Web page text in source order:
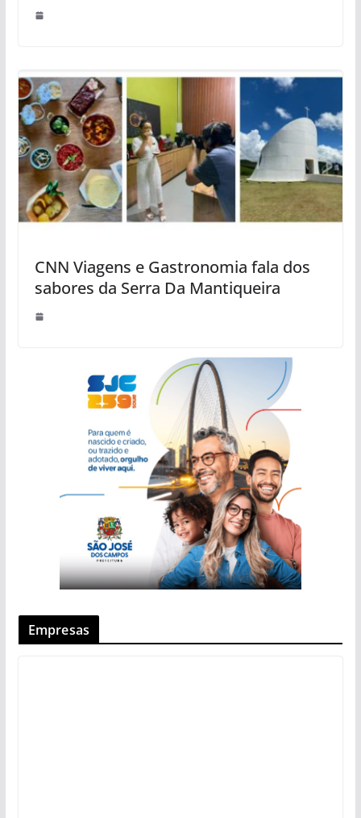
CNN Viagens e Gastronomia fala dos
sabores da Serra Da Mantiqueira
Empresas